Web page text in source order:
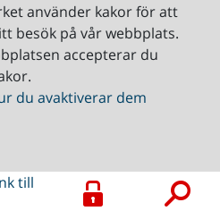
använder kakor för att
besök på vår webbplats.
accepterar du
du avaktiverar dem